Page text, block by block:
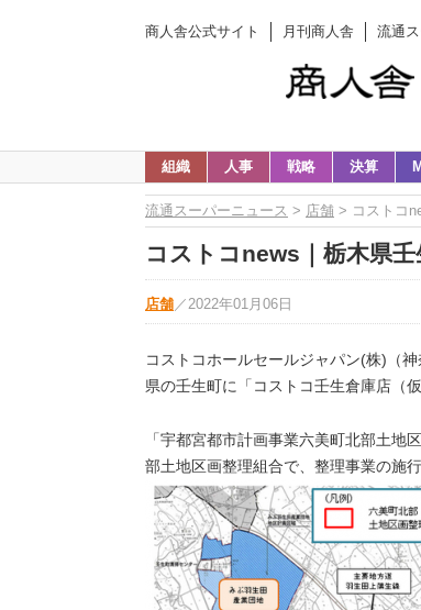
商人舎公式サイト 月刊商人舎 流通
組織 人事 戦略 決算
流通スーパーニュース > 店舗 > コストコ
コストコnews｜栃木県
店舗 ／ 2022年01月06日
コストコホールセールジャパン(株)（
県の壬生町に「コストコ壬生倉庫店（
「宇都宮都市計画事業六美町北部土
部土地区画整理組合で、整理事業の施